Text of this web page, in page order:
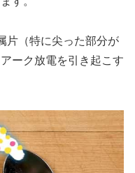
片（特に尖った部分が
ーク放電を引き起こす